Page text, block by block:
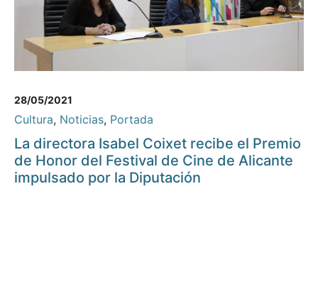
28/05/2021
Cultura, Noticias, Portada
La directora Isabel Coixet recibe el Premio
de Honor del Festival de Cine de Alicante
impulsado por la Diputación